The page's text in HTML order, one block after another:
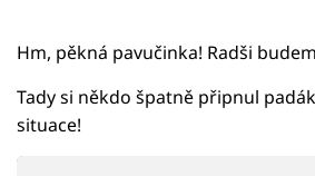
Hm, pěkná pavučinka! Radši
Tady si někdo špatně připnul
situace!